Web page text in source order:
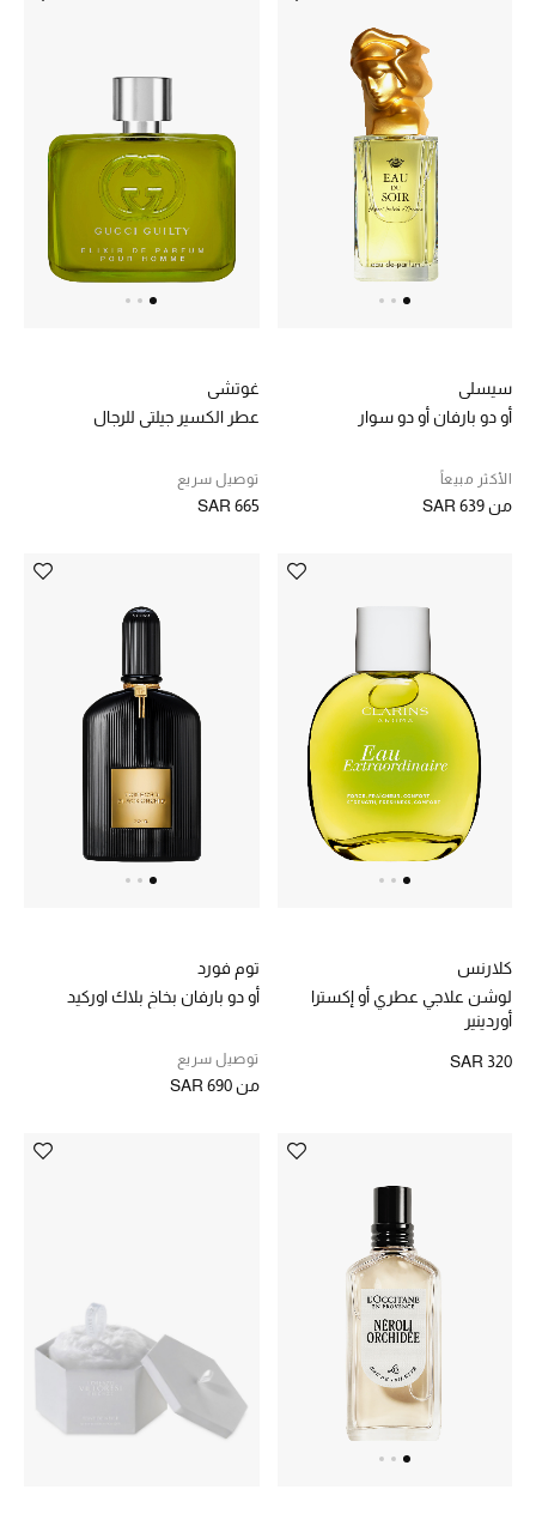
العناية بالبشرة
مستحضرات العناية
مستحضرات الاستحمام والعناية بالجسم
العناية بالشعر
الصحة والعافية
دليل مستلزمات الجمال
أبرز الماركات
تسوقوا أحدث الماركات
الرجال
عرض جميع المنتجات
الهدايا
ركن أناقة المنتجعات
حصريًا عبر الإنترنت
جميع الملابس الرجالية
الأحذية الرجالية
جميع الإكسسورات الرجالية
حقائب رجالية
العناية الشخصية بالرجال
سيسلي
أو دو بارفان أو دو سوار
الأكثر مبيعاً
منSAR 639
غوتشي
عطر الكسير جيلتي للرجال
توصيل سريع
SAR 665
كلارنس
لوشن علاجي عطري أو إكسترا
أوردينير
SAR 320
توم فورد
أو دو بارفان بخاخ بلاك اوركيد
توصيل سريع
من SAR 690